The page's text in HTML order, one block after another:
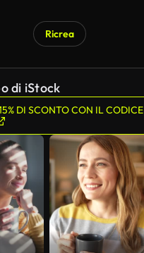
Ricrea
di iStock
DI SCONTO CON IL CODICE